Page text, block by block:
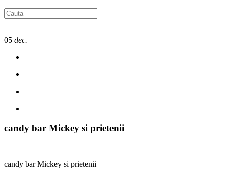
05 dec.
candy bar Mickey si prietenii
candy bar Mickey si prietenii